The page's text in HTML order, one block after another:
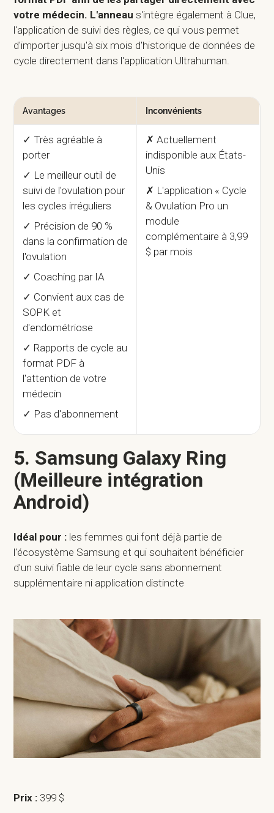
votre médecin. L'anneaus'intègre également à Clue,
l'application de suivi des règles, ce qui vous permet
d'importer jusqu'à six mois d'historique de données de
cycle directement dans l'application Ultrahuman.
Avantages Inconvénients
✓ Très agréable à
porter
✓ Le meilleur outil de
suivi de l'ovulation pour
les cycles irréguliers
✓ Précision de 90 %
dans la confirmation de
l'ovulation
✓ Coaching par IA
✓ Convient aux cas de
SOPK et
d'endométriose
✓ Rapports de cycle au
format PDF à
l'attention de votre
médecin
✓ Pas d'abonnement
✗ Actuellement
indisponible aux États-
Unis
✗ L'application « Cycle
& Ovulation Pro un
module
complémentaire à 3,99
$ par mois
5. Samsung Galaxy Ring
(Meilleure intégration
Android)
Idéal pour : les femmes qui font déjà partie de
l'écosystème Samsung et qui souhaitent bénéficier
d'un suivi fiable de leur cycle sans abonnement
supplémentaire ni application distincte
Prix : 399 $